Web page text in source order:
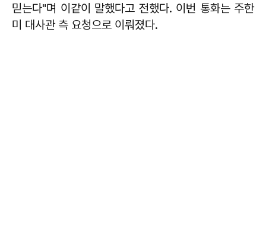
믿는다"며 이같이 말했다고 전했다. 이번 통화는 주한
미 대사관 측 요청으로 이뤄졌다.